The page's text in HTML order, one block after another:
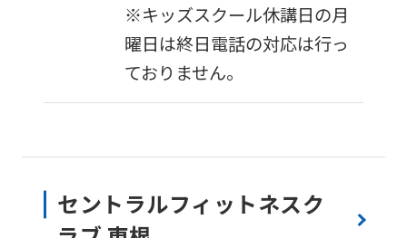
※キッズスクール休講日の月
曜日は終日電話の対応は行っ
ておりません。
セントラルフィットネスク